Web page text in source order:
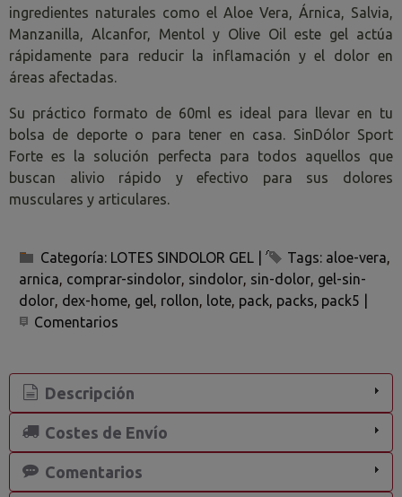
ingredientes naturales como el Aloe Vera, Árnica, Salvia,
Manzanilla, Alcanfor, Mentol y Olive Oil este gel actúa
rápidamente para reducir la inflamación y el dolor en
áreas afectadas.
Su práctico formato de 60ml es ideal para llevar en tu
bolsa de deporte o para tener en casa. SinDólor Sport
Forte es la solución perfecta para todos aquellos que
buscan alivio rápido y efectivo para sus dolores
musculares y articulares.
Categoría: LOTES SINDOLOR GEL Tags: aloe-vera
arnica comprar-sindolor sindolor sin-dolor gel-sin-
dolor dex-home gel rollon lote pack packs pack5
Comentarios
Descripción
Costes de Envío
Comentarios